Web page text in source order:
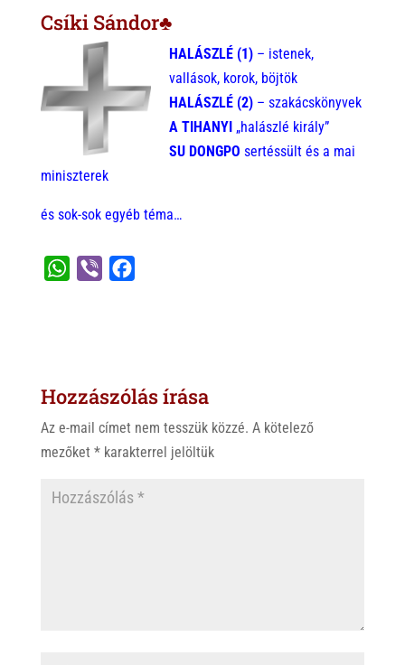
Csíki Sándor♣
HALÁSZLÉ (1) – istenek,
vallások, korok, böjtök
HALÁSZLÉ (2) – szakácskönyvek
A TIHANYI „halászlé király”
SU DONGPO sertéssült és a mai
miniszterek
és sok-sok egyéb téma…
A
p
o
k
Hozzászólás írása
Az e-mail címet nem tesszük közzé. A kötelező
mezőket *karakterrel jelöltük